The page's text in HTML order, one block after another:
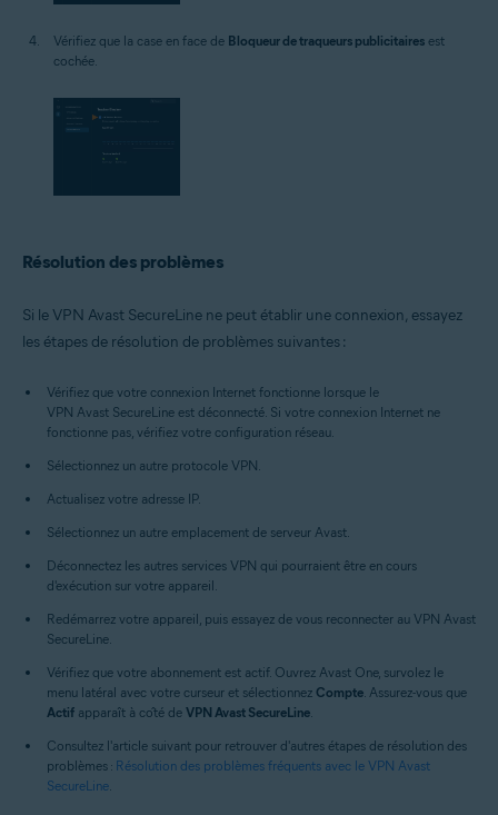
Vérifiez que la case en face de Bloqueur de traqueurs publicitaires est
cochée.
Résolution des problèmes
Si le VPN Avast SecureLine ne peut établir une connexion, essayez
les étapes de résolution de problèmes suivantes :
Vérifiez que votre connexion Internet fonctionne lorsque le
VPN Avast SecureLine est déconnecté. Si votre connexion Internet ne
fonctionne pas, vérifiez votre configuration réseau.
Sélectionnez un autre protocole VPN.
Actualisez votre adresse IP.
Sélectionnez un autre emplacement de serveur Avast.
Déconnectez les autres services VPN qui pourraient être en cours
d'exécution sur votre appareil.
Redémarrez votre appareil, puis essayez de vous reconnecter au VPN Avast
SecureLine.
Vérifiez que votre abonnement est actif. Ouvrez Avast One, survolez le
menu latéral avec votre curseur et sélectionnez Compte . Assurez-vous que
Actif apparaît à côté de VPN Avast SecureLine
Consultez l'article suivant pour retrouver d'autres étapes de résolution des
problèmes : Résolution des problèmes fréquents avec le VPN Avast
SecureLine